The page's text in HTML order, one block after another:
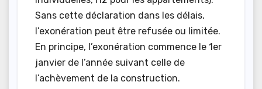
Sans cette déclaration dans les délais,
l’exonération peut être refusée ou limitée.
En principe, l’exonération commence le 1er
janvier de l’année suivant celle de
l’achèvement de la construction.